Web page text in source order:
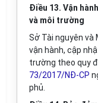
Điều 13. Vận
và môi trường
Sở Tài nguyên
vận hành, cập
trường theo quy
73/2017/NĐ-CP
phủ.